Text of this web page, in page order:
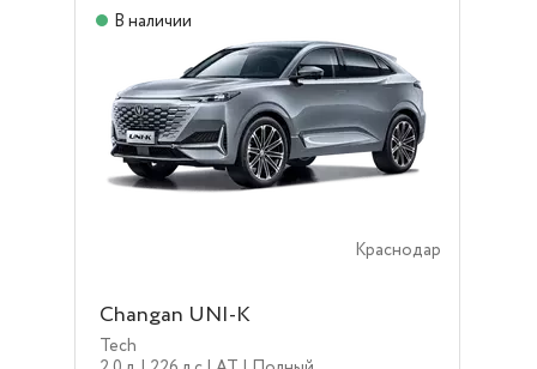
В наличии
Краснодар
Changan UNI-K
Tech